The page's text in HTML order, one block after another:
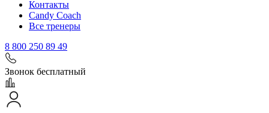
Контакты
Candy Coach
Все тренеры
8 800 250 89 49
Звонок бесплатный